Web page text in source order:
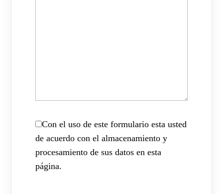
Con el uso de este formulario esta usted
de acuerdo con el almacenamiento y
procesamiento de sus datos en esta
página.